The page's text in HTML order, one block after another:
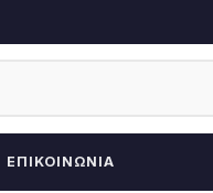
ΕΠΙΚΟΙΝΩΝΊΑ